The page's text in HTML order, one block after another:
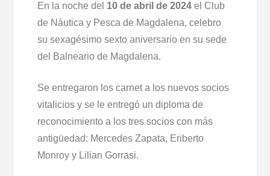
En la noche del 10 de abril de 2024 el Club
de Náutica y Pesca de Magdalena, celebro
su sexagésimo sexto aniversario en su sede
del Balneario de Magdalena.
Se entregaron los carnet a los nuevos socios
vitalicios y se le entregó un diploma de
reconocimiento a los tres socios con más
antigüedad: Mercedes Zapata, Eriberto
Monroy y Lilian Gorrasi.